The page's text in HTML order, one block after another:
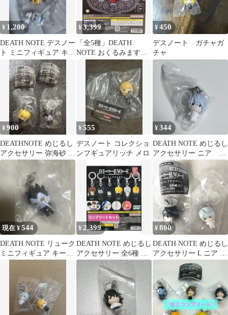
¥ 1,200
DEATH NOTE デスノー
ト ミニフィギュア キー
ホルダー 3種セット
¥3,399
「全5種」DEATH
NOTE おくるみますこ
っとチャーム
¥450
デスノート ガチャガ
チャ
¥900
DEATHNOTE めじるし
アクセサリー 弥海砂 リ
ューク セット バラ売り
¥555
デスノート コレクショ
ンフギュアリッチ メロ
¥344
DEATH NOTE めじるし
アクセサリー ニア デ
スノート
現在 ¥544
DEATH NOTE リューク
ミニフィギュア キーホ
¥ 2,399
DEATH NOTE めじるし
アクセサリー 全6種 セ
ット デスノート
¥800
DEATH NOTE めじるし
アクセサリー L ニア 2
種セット